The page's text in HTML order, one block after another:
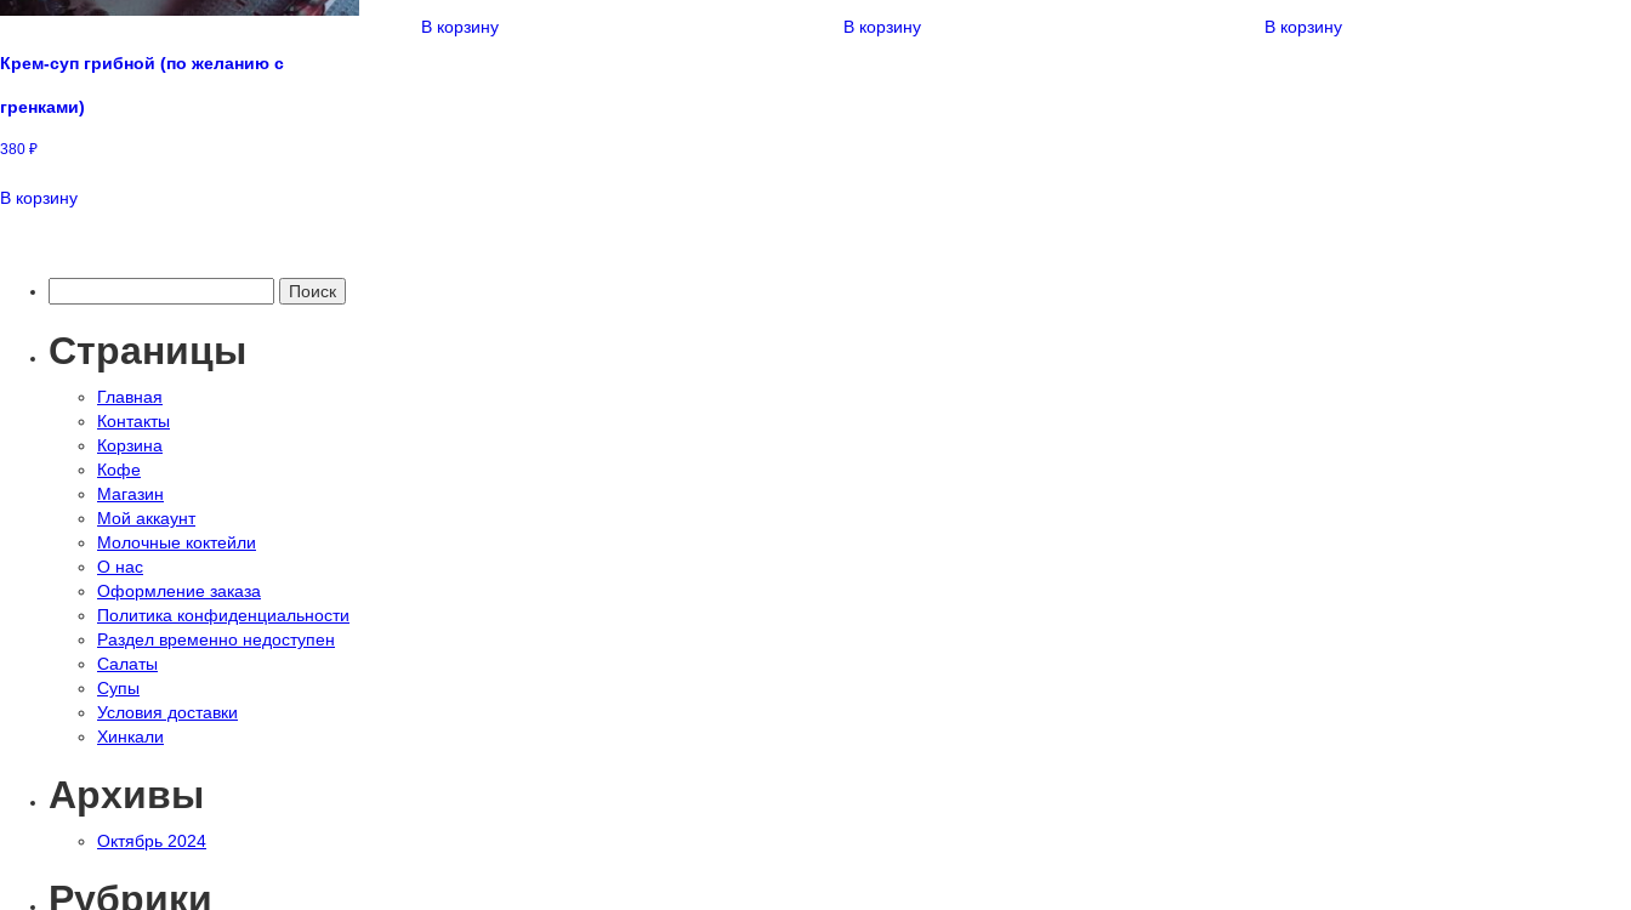
Крем-суп грибной (по желанию с
гренками)
380 ₽
В корзину
В корзину В корзину В корзину
Страницы
Главная
Контакты
Корзина
Кофе
Магазин
Мой аккаунт
Молочные коктейли
О нас
Оформление заказа
Политика конфиденциальности
Раздел временно недоступен
Салаты
Супы
Условия доставки
Хинкали
Архивы
Октябрь 2024
Рубрики